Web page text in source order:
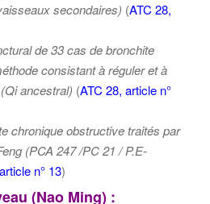
secondaires) (ATC 28,
de 33 cas de bronchite
consistant à réguler et à
ancestral) (ATC 28, article n°
chronique obstructive traités par
(PCA 247 /PC 21 / P.E-
n° 13)
(Nao Ming) :